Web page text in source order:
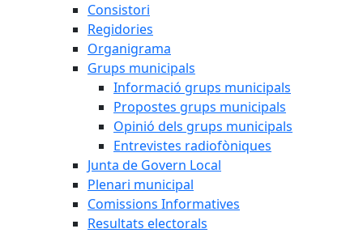
Consistori
Regidories
Organigrama
Grups municipals
Informació grups municipals
Propostes grups municipals
Opinió dels grups municipals
Entrevistes radiofòniques
Junta de Govern Local
Plenari municipal
Comissions Informatives
Resultats electorals